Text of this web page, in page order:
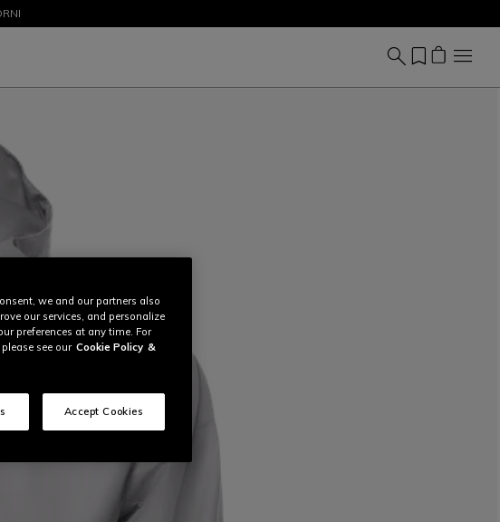
we and our partners also
our services, and personalize
preferences at any time. For
see our Cookie Policy &
Accept Cookies